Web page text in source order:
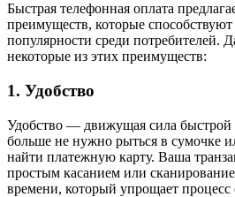
Быстрая телефонная оплата
преимуществ, которые способствуют
популярности среди потребителей.
некоторые из этих преимуществ:
1. Удобство
Удобство — движущая сила быстрой
больше не нужно рыться в сумочке
найти платежную карту. Ваша
простым касанием или
времени, который упрощает процесс